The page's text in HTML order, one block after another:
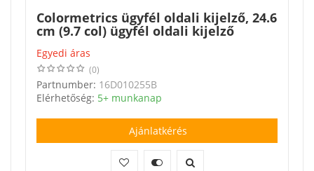
Colormetrics ügyfél oldali kijelző, 24.6
cm (9.7 col) ügyfél oldali kijelző
Egyedi áras
(0)
Partnumber: 16D010255B
Elérhetőség: 5+ munkanap
Ajánlatkérés